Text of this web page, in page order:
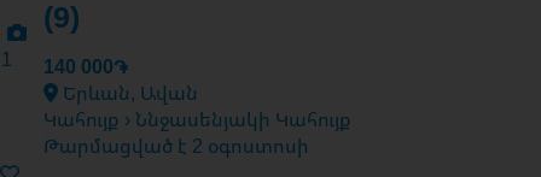
1
(9)
140 000֏
Երևան, Ավան
Կահույք › Ննջասենյակի Կահույք
Թարմացված է 2 օգոստոսի